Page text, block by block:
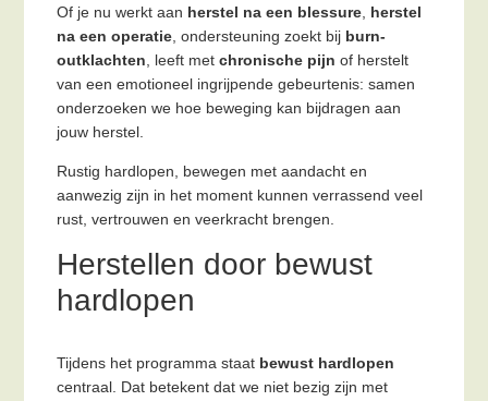
Of je nu werkt aan herstel na een blessure herstel
na een operatie , ondersteuning zoekt bij burn-
outklachten , leeft metchronische pijn of herstelt
van een emotioneel ingrijpende gebeurtenis: samen
onderzoeken we hoe beweging kan bijdragen aan
jouw herstel.
Rustig hardlopen, bewegen met aandacht en
aanwezig zijn in het moment kunnen verrassend veel
rust, vertrouwen en veerkracht brengen.
Herstellen door bewust
hardlopen
Tijdens het programma staat bewust hardlopen
centraal. Dat betekent dat we niet bezig zijn met